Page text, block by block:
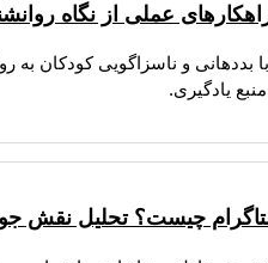
عملی از نگاه
بددهانی و ناسزاگویی کودکان
یادگیری.
چیست؟ تحلیل نقش